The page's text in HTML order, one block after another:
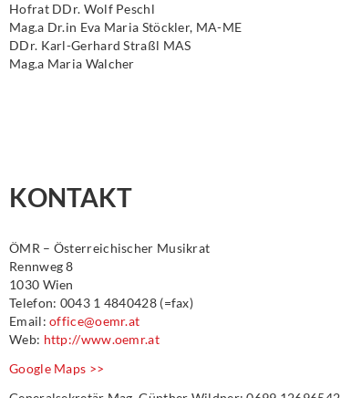
Hofrat DDr. Wolf Peschl
Mag.a Dr.in Eva Maria Stöckler, MA-ME
DDr. Karl-Gerhard Straßl MAS
Mag.a Maria Walcher
KONTAKT
ÖMR – Österreichischer Musikrat
Rennweg 8
1030 Wien
Telefon: 0043 1 4840428 (=fax)
Email:office@oemr.at
Web: http://www.oemr.at
Google Maps >>